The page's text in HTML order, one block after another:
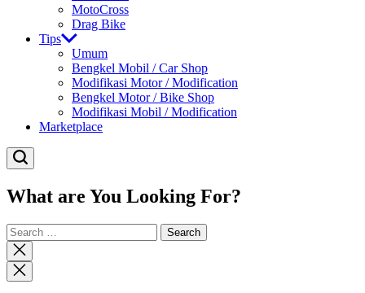
MotoCross
Drag Bike
Tips
Umum
Bengkel Mobil / Car Shop
Modifikasi Motor / Modification
Bengkel Motor / Bike Shop
Modifikasi Mobil / Modification
Marketplace
What are You Looking For?
Search
for:
Close
search